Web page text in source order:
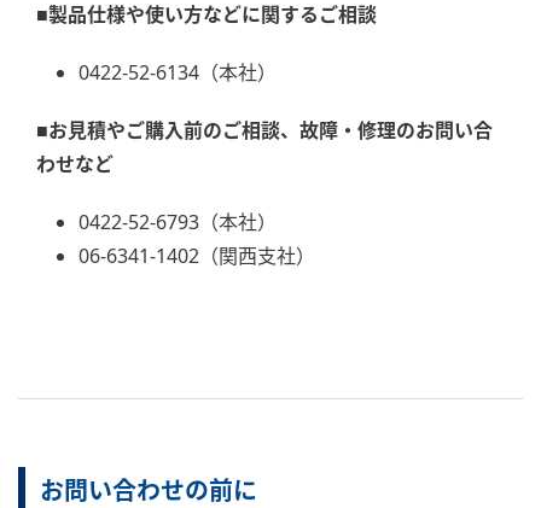
■製品仕様や使い方などに関するご相談
0422‐52‐6134（本社）
■お見積やご購入前のご相談、故障・修理のお問い合
わせなど
0422-52-6793（本社）
06-6341-1402（関西支社）
お問い合わせの前に